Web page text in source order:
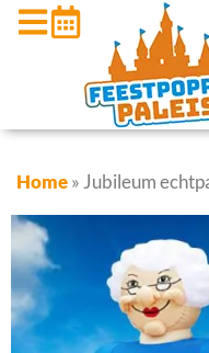
Home» Jubileum